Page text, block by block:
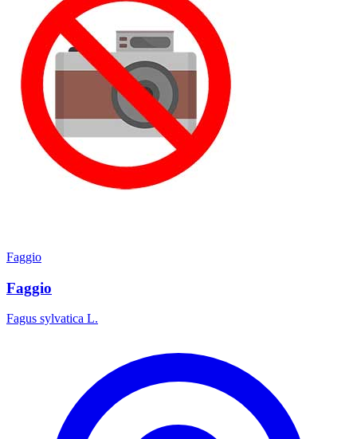
Faggio
Faggio
Fagus sylvatica L.